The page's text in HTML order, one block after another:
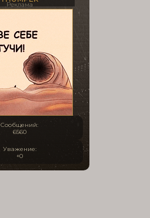
Реклама
Сообщений:
6560
Уважение:
+0